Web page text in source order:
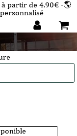
à partir de 4.90€ -🌎